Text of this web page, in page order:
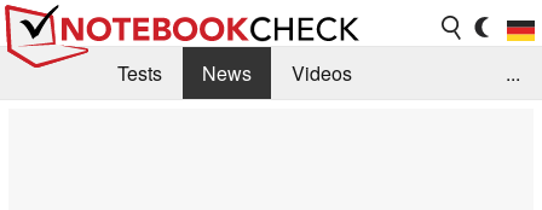
Tests News
Videos
...